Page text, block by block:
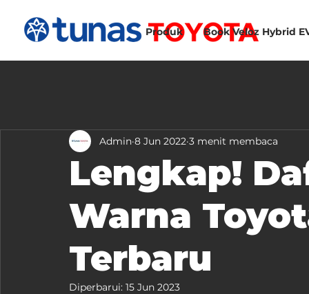
Produk Book Veloz Hybrid
Lengkap!
Warna
Terbaru
Admin 8 Jun 2022 3 menit membaca
Diperbarui: 15 Jun 2023